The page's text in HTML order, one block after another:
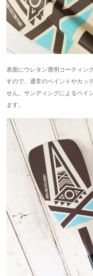
表面にウレタン透明コーティン
すので、通常のペイントやカッ
せん。サンディングによるペイ
ます。